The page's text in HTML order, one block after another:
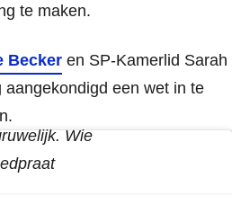
te maken.
Becker en SP-Kamerlid Sarah
een wet in te
Wie